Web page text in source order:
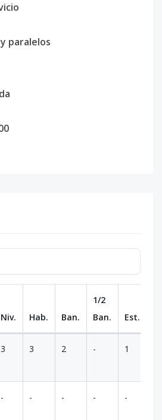
paralelos
Niv. Hab. Ban.
1/2
Ban.
Est.
3 3 2 - 1
- - - - -